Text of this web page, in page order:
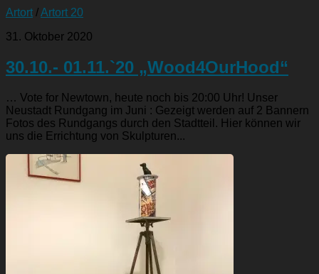
Artort /Artort 20
31. Oktober 2020
30.10.- 01.11.`20 „Wood4OurHood“
… Vote for Newtown, heute noch bis 20:00 Uhr! Unser
Neustadt Rundgang im Juni : Gezeigt werden auf 2 Bannern
Fotos des Rundgangs durch den Stadtteil. Hier können wir
uns die Errichtung von Skulpturen...